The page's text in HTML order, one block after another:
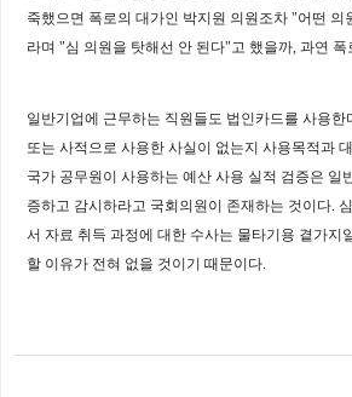
죽했으면 폭로의 대가인 박지원 의원조차 "어떤 의
라며 "심 의원을 탓해선 안 된다"고 했을까, 과연 폭
일반기업에 근무하는 직원들도 법인카드를 사용한
또는 사적으로 사용한 사실이 없는지 사용목적과
국가 공무원이 사용하는 예산 사용 실적 검증은
증하고 감시하라고 국회의원이 존재하는 것이다.
서 자료 취득 과정에 대한 수사는 물타기용 곁가지
할 이유가 전혀 없을 것이기 때문이다.